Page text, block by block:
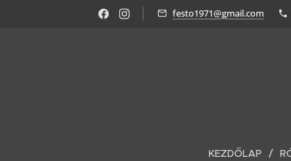
festo1971@gmail.com
KEZDŐLAP